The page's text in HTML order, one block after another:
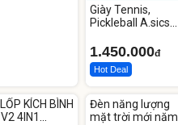
Giày Tennis,
Pickleball A.sics
Các Phối Màu
1.450.000đ
Hot Deal
KÍCH BÌNH
4IN1
-56%
Đèn năng lượng
mặt trời mới năm